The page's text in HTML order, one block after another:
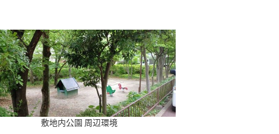
敷地内公園 周辺環境